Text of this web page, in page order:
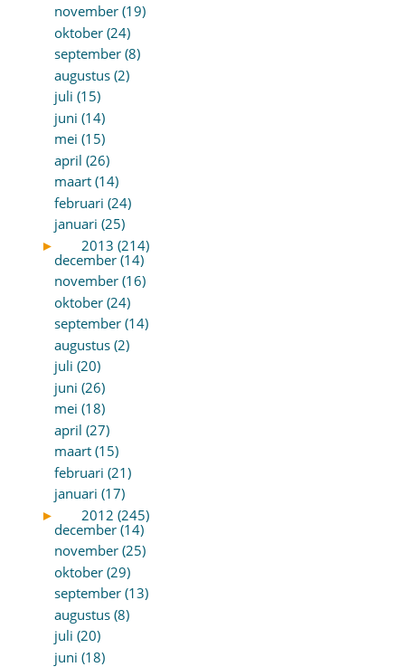
november (19)
oktober (24)
september (8)
augustus (2)
juli (15)
juni (14)
mei (15)
april (26)
maart (14)
februari (24)
januari (25)
►
2013 (214)
december (14)
november (16)
oktober (24)
september (14)
augustus (2)
juli (20)
juni (26)
mei (18)
april (27)
maart (15)
februari (21)
januari (17)
►
2012 (245)
december (14)
november (25)
oktober (29)
september (13)
augustus (8)
juli (20)
juni (18)